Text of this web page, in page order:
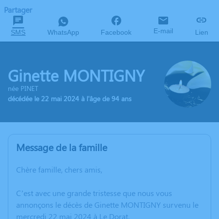
Partager
SMS WhatsApp Facebook E-mail Lien
Ginette MONTIGNY
née PINET
décédée le 22 mai 2024 à l'âge de 94 ans
Message de la famille
Chère famille, chers amis,
C’est avec une grande tristesse que nous vous
annonçons le décès de Ginette MONTIGNY survenu le
mercredi 22 mai 2024 à Le Dorat.